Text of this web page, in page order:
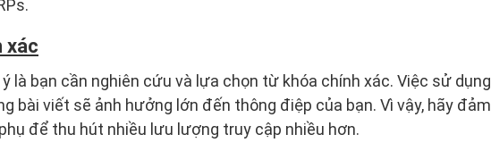
xác
là bạn cần nghiên cứu và lựa chọn từ khóa chính xác. Việc sử dụng
bài viết sẽ ảnh hưởng lớn đến thông điệp của bạn. Vì vậy, hãy đảm
để thu hút nhiều lưu lượng truy cập nhiều hơn.